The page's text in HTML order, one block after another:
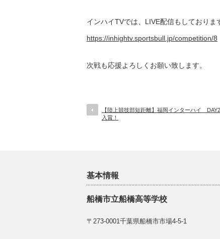
インハイTVでは、LIVE配信もしておりま
https://inhightv.sportsbull.jp/competition/8
次戦も応援よろしくお願い致します。
【陸上競技部短距離】福岡インターハイ
入賞！
基本情報
船橋市立船橋高等学校
〒273-0001千葉県船橋市市場4-5-1